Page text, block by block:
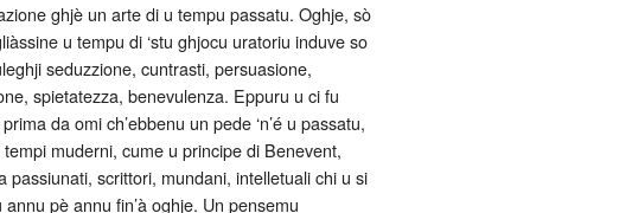
ghjè un arte di u tempu passatu. Oghje, sò
u tempu di ‘stu ghjocu uratoriu induve so
seduzzione, cuntrasti, persuasione,
spietatezza, benevulenza. Eppuru u ci fu
da omi ch’ebbenu un pede ‘n’é u passatu,
i tempi muderni, cume u principe di Benevent,
passiunati, scrittori, mundani, intelletuali chi u si
pè annu fin’à oghje. Un pensemu